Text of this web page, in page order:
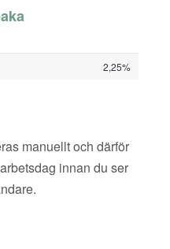
2,25%
manuellt och därför
innan du ser